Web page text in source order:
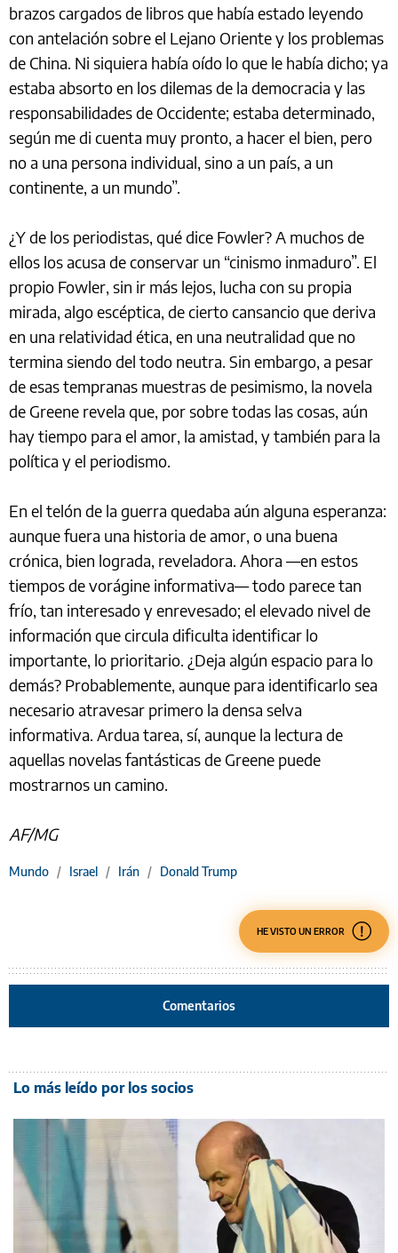
brazos cargados de libros que había estado leyendo
con antelación sobre el Lejano Oriente y los problemas
de China. Ni siquiera había oído lo que le había dicho; ya
estaba absorto en los dilemas de la democracia y las
responsabilidades de Occidente; estaba determinado,
según me di cuenta muy pronto, a hacer el bien, pero
no a una persona individual, sino a un país, a un
continente, a un mundo”.
¿Y de los periodistas, qué dice Fowler? A muchos de
ellos los acusa de conservar un “cinismo inmaduro”. El
propio Fowler, sin ir más lejos, lucha con su propia
mirada, algo escéptica, de cierto cansancio que deriva
en una relatividad ética, en una neutralidad que no
termina siendo del todo neutra. Sin embargo, a pesar
de esas tempranas muestras de pesimismo, la novela
de Greene revela que, por sobre todas las cosas, aún
hay tiempo para el amor, la amistad, y también para la
política y el periodismo.
En el telón de la guerra quedaba aún alguna esperanza:
aunque fuera una historia de amor, o una buena
crónica, bien lograda, reveladora. Ahora —en estos
tiempos de vorágine informativa— todo parece tan
frío, tan interesado y enrevesado; el elevado nivel de
información que circula dificulta identificar lo
importante, lo prioritario. ¿Deja algún espacio para lo
demás? Probablemente, aunque para identificarlo sea
necesario atravesar primero la densa selva
informativa. Ardua tarea, sí, aunque la lectura de
aquellas novelas fantásticas de Greene puede
mostrarnos un camino.
AF/MG
Mundo / Israel / Irán / Donald Trump
HE VISTO UN ERROR
Comentarios
Lo más leído por los socios